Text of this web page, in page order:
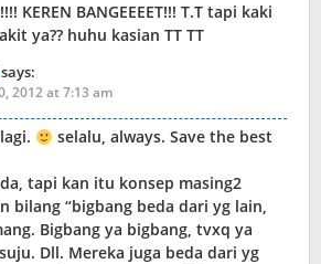
KEREN BANGEEEET!!! T.T tapi kaki
ya?? huhu kasian TT TT
says:
2012 at 7:13 am
selalu, always. Save the best
tapi kan itu konsep masing2
bilang “bigbang beda dari yg lain,
Bigbang ya bigbang, tvxq ya
Dll. Mereka juga beda dari yg